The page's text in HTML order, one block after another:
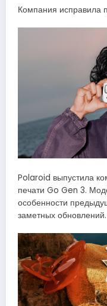
Компания исправила
Polaroid выпустила
печати Go Gen 3.
особенности
заметных обновлений.